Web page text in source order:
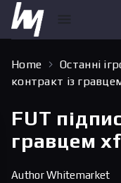
Home Останні
контракт із
FUT
гравцем
AuthorWhitemarket